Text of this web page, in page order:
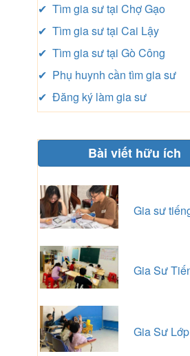
✔ Tìm gia sư tại Chợ Gạo
✔ Tìm gia sư tại Cai Lậy
✔ Tìm gia sư tại Gò Công
✔ Phụ huynh cần tìm gia sư
✔ Đăng ký làm gia sư
Bài viết hữu ích
Gia sư
Gia Sư
Gia Sư